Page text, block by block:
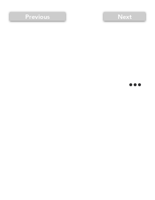
Previous Next